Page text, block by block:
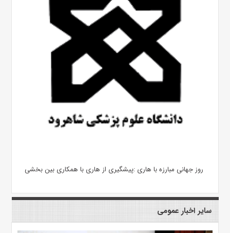
روز جهانی مبارزه با هاری :پیشگیری از هاری با همکاری بین بخشی
سایر اخبار عمومی